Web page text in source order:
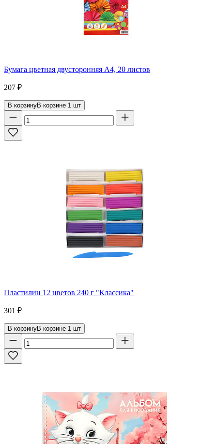
Бумага цветная двусторонняя А4, 20 листов
207 ₽
В корзинуВ корзине 1 шт
Пластилин 12 цветов 240 г "Классика"
301 ₽
В корзинуВ корзине 1 шт